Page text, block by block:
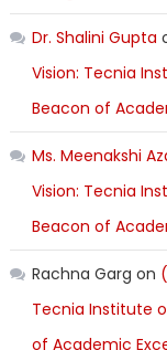
Dr. Shalini Gupta
Vision: Tecnia
Beacon of
Ms. Meenakshi
Vision: Tecnia
Beacon of
Rachna Garg on
Tecnia Institute
of Academic